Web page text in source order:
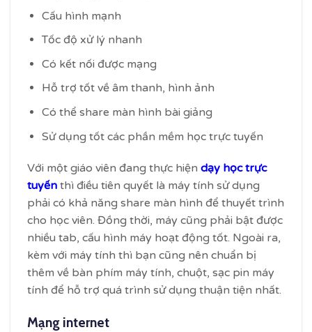
Cấu hình mạnh
Tốc độ xử lý nhanh
Có kết nối được mạng
Hỗ trợ tốt về âm thanh, hình ảnh
Có thể share màn hình bài giảng
Sử dụng tốt các phần mềm học trực tuyến
Với một giáo viên đang thực hiện dạy học trực
tuyến thì điều tiên quyết là máy tính sử dụng
phải có khả năng share màn hình để thuyết trình
cho học viên. Đồng thời, máy cũng phải bật được
nhiều tab, cấu hình máy hoạt động tốt. Ngoài ra,
kèm với máy tính thì bạn cũng nên chuẩn bị
thêm về bàn phím máy tính, chuột, sạc pin máy
tính để hỗ trợ quá trình sử dụng thuận tiện nhất.
Mạng internet